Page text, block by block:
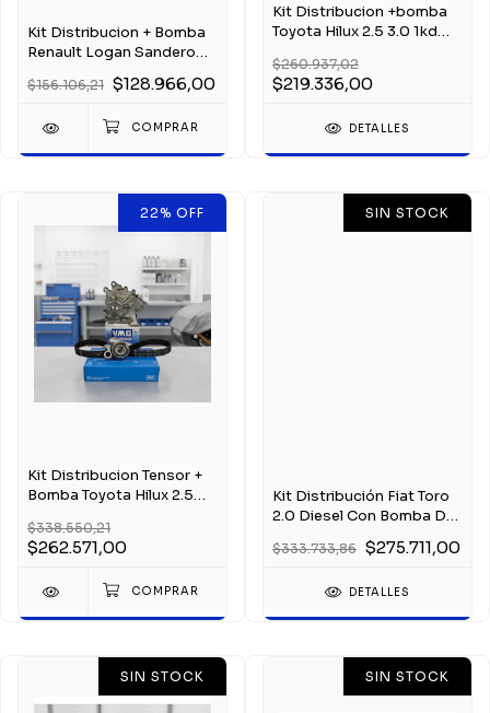
Kit Distribucion + Bomba
Renault Logan Sandero
$156.106,21 $128.966,00
Kit Distribucion +bomba
Toyota Hilux 2.5 3.0 1kd
$260.937,02
$219.336,00
DETALLES
22% OFF
Kit Distribucion Tensor +
Bomba Toyota Hilux 2.5
$338.550,21
$262.571,00
SIN STOCK
Kit Distribución Fiat Toro
2.0 Diesel Con Bomba De
$333.733,86 $275.711,00
DETALLES
SIN STOCK SIN STOCK